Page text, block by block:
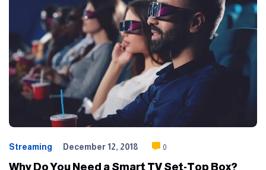
Streaming December 12, 2018 0
Why Do You Need a Smart TV Set-Top Box?